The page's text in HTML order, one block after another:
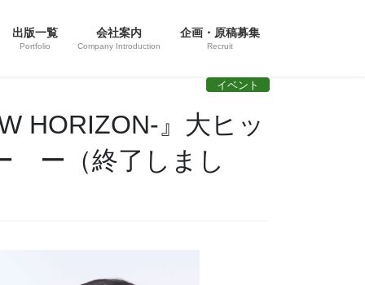
出版一覧
Portfolio
会社案内
Company Introduction
企画・原稿募集
Recruit
イベント
HORIZON-』大ヒッ
ー（終了しまし